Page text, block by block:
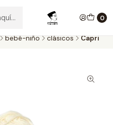
0
todas as encomendas
compras e economize!
bebé-niño clásicos Capri